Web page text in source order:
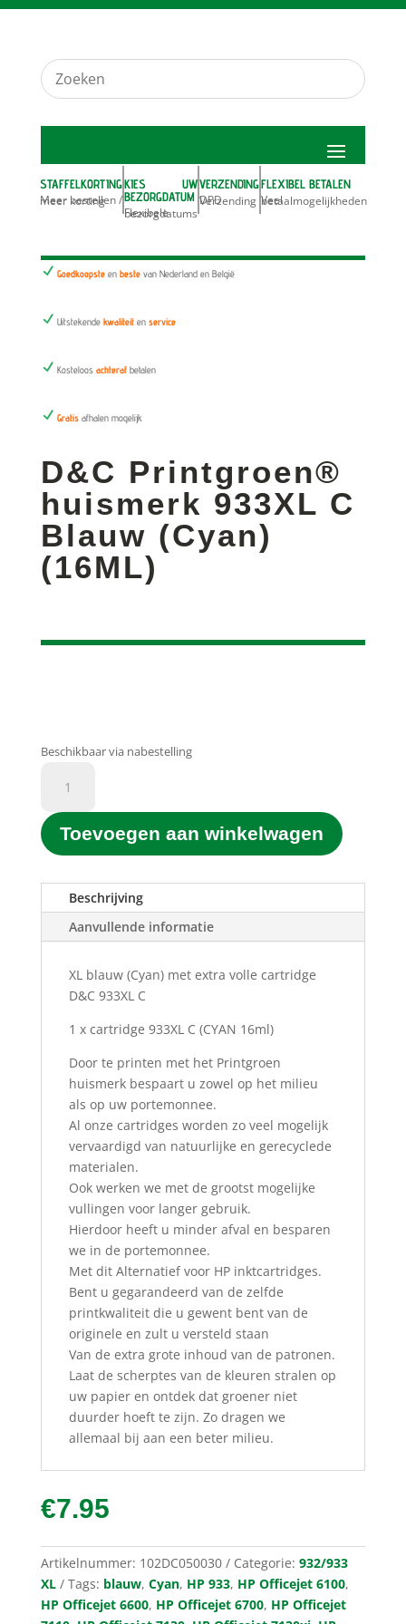
STAFFELKORTING
Meer bestellen / meer korting
KIES UW
BEZORGDATUM
Flexibele bezorgdatums
VERZENDING
DPD Verzending
FLEXIBEL BETALEN
Veel betaalmogelijkheden
N Goedkoopsteen bestevan Nederland en België
N Uitstekendekwaliteiten service
N Kosteloos achteraf betalen
N Gratis afhalen mogelijk
D&C Printgroen®
huismerk 933XL C
Blauw (Cyan)
(16ML)
Beschikbaar via nabestelling
Printgroen®
huismerk
933XL
C
(Cyan)
(16ML)
aantal
Toevoegen aan winkelwagen
Beschrijving
Aanvullende informatie
XL blauw (Cyan) met extra volle cartridge
D&C 933XL C
1 x cartridge 933XL C (CYAN 16ml)
Door te printen met het Printgroen
huismerk bespaart u zowel op het milieu
als op uw portemonnee.
Al onze cartridges worden zo veel mogelijk
vervaardigd van natuurlijke en gerecyclede
materialen.
Ook werken we met de grootst mogelijke
vullingen voor langer gebruik.
Hierdoor heeft u minder afval en besparen
we in de portemonnee.
Met dit Alternatief voor HP inktcartridges.
Bent u gegarandeerd van de zelfde
printkwaliteit die u gewent bent van de
originele en zult u versteld staan
Van de extra grote inhoud van de patronen.
Laat de scherptes van de kleuren stralen op
uw papier en ontdek dat groener niet
duurder hoeft te zijn. Zo dragen we
allemaal bij aan een beter milieu.
€7.95
Artikelnummer: 102DC050030 Categorie: 932/933
XL
Tags: blauw, Cyan, HP 933, HP Officejet 6100,
HP Officejet 6600, HP Officejet 6700, HP Officejet